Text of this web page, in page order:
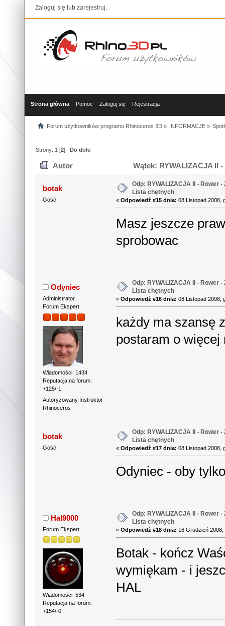
Zaloguj się lub zarejestruj.
Strona główna Pomoc Zaloguj się Rejestracja
Forum użytkowników programu Rhinoceros 3D» INFORMACJE»
Strony: 1 [2]Do dołu
Autor
Wątek: RYWALIZACJA II
botak
Gość
Odp: RYWALIZACJA II - Rower -
Lista chętnych
«Odpowiedź #15 dnia: 08 Listopad 2008,
Masz jeszcze
sprobowac
Odyniec
Administrator
Forum Ekspert
Wiadomości: 1434
Reputacja na forum:
+125/-1
Autoryzowany Instruktor
Rhinoceros
Odp: RYWALIZACJA II - Rower -
Lista chętnych
«Odpowiedź #16 dnia: 08 Listopad 2008,
każdy ma szansę
postaram o więcej
botak
Gość
Odp: RYWALIZACJA II - Rower -
Lista chętnych
«Odpowiedź #17 dnia: 08 Listopad 2008,
Odyniec - oby
Hal9000
Forum Ekspert
Wiadomości: 534
Reputacja na forum:
+154/-0
Odp: RYWALIZACJA II - Rower -
Lista chętnych
«Odpowiedź #18 dnia: 16 Grudzień
Botak - kończ
wymiękam - i
HAL